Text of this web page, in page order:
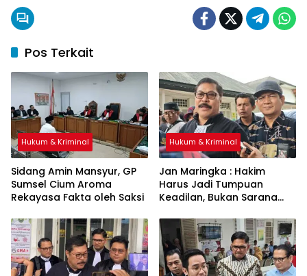
Pos Terkait
Hukum & Kriminal
Sidang Amin Mansyur, GP
Sumsel Cium Aroma
Rekayasa Fakta oleh Saksi
Hukum & Kriminal
Jan Maringka : Hakim
Harus Jadi Tumpuan
Keadilan, Bukan Sarana